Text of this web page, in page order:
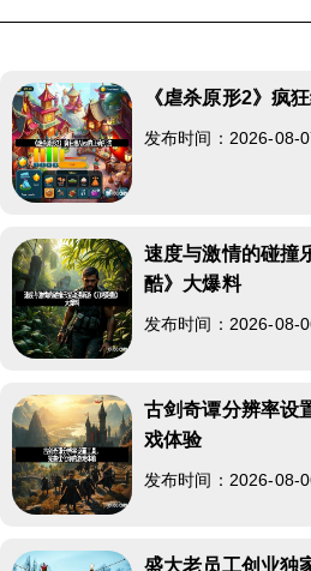
《虐杀原形2》疯
发布时间：2026-08-
速度与激情的碰撞
酷》大爆料
发布时间：2026-08-
古剑奇谭分辨率设
戏体验
发布时间：2026-08-
盛大老员工创业独